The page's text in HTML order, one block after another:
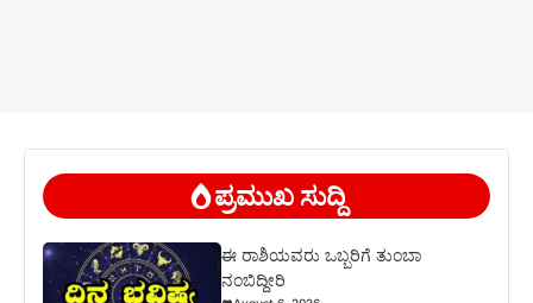
ಪ್ರಮುಖ ಸುದ್ದಿ
ಈ ರಾಶಿಯವರು ಒಬ್ಬರಿಗೆ ತುಂಬಾ
ನಂಬಿದ್ದೀರಿ